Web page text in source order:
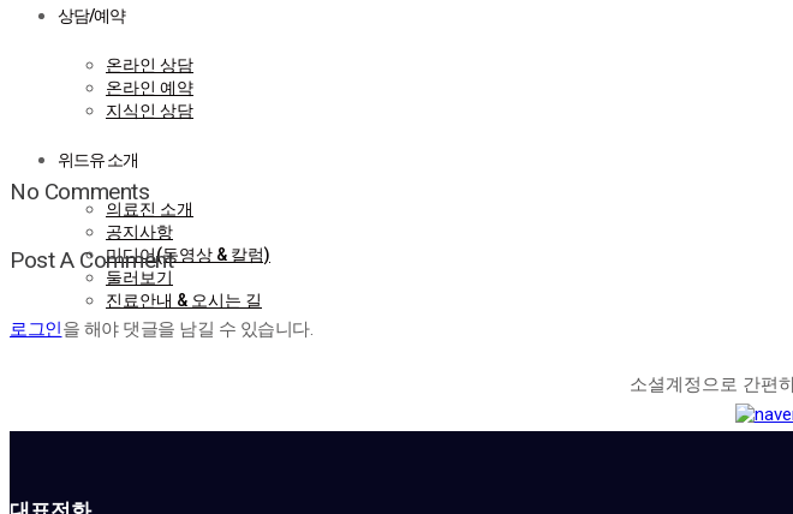
상담/예약
온라인 상담
온라인 예약
지식인 상담
위드유 소개
의료진 소개
공지사항
미디어(동영상 & 칼럼)
둘러보기
진료안내 & 오시는 길
No Comments
Post A Comment
로그인을 해야 댓글을 남길 수 있습니다.
소셜계정으로 간편